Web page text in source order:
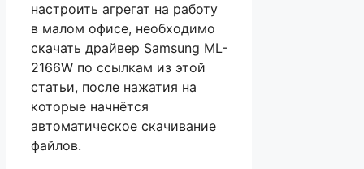
настроить агрегат на работу
в малом офисе, необходимо
скачать драйвер Samsung ML-
2166W по ссылкам из этой
статьи, после нажатия на
которые начнётся
автоматическое скачивание
файлов.